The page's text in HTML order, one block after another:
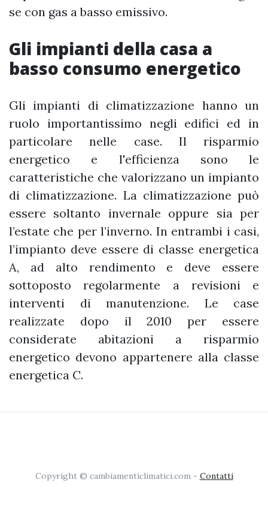
se con gas a basso emissivo.
Gli impianti della casa a
basso consumo energetico
Gli impianti di climatizzazione hanno un
ruolo importantissimo negli edifici ed in
particolare nelle case. Il risparmio
energetico e l'efficienza sono le
caratteristiche che valorizzano un impianto
di climatizzazione. La climatizzazione può
essere soltanto invernale oppure sia per
l’estate che per l’inverno. In entrambi i casi,
l’impianto deve essere di classe energetica
A, ad alto rendimento e deve essere
sottoposto regolarmente a revisioni e
interventi di manutenzione. Le case
realizzate dopo il 2010 per essere
considerate abitazioni a risparmio
energetico devono appartenere alla classe
energetica C.
Copyright © cambiamenticlimatici.com - Contatti